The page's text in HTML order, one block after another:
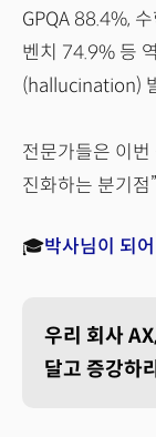
GPQA 88.4%,
벤치 74.9% 등
(hallucination)
전문가들은 이
진화하는 분기점
🎓박사님이 되
우리 회사
달고 증강하